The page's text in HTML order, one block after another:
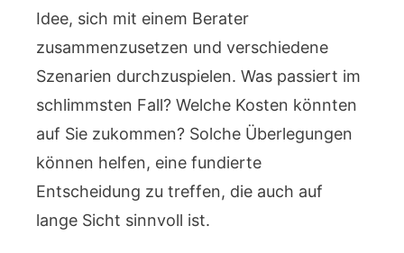
Idee, sich mit einem Berater
zusammenzusetzen und verschiedene
Szenarien durchzuspielen. Was passiert im
schlimmsten Fall? Welche Kosten könnten
auf Sie zukommen? Solche Überlegungen
können helfen, eine fundierte
Entscheidung zu treffen, die auch auf
lange Sicht sinnvoll ist.